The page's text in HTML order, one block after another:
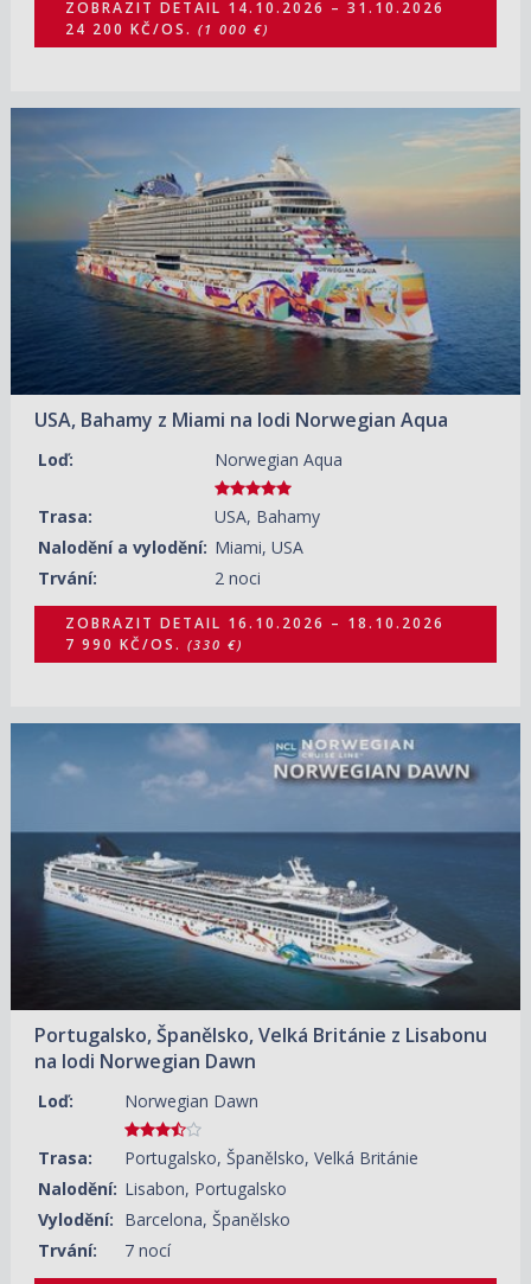
ZOBRAZIT DETAIL 14.10.2026 – 31.10.2026
24 200 KČ/OS. (1 000 €)
USA, Bahamy z Miami na lodi Norwegian Aqua
Loď: Norwegian Aqua
Trasa:
USA, Bahamy
Nalodění a vylodění: Miami, USA
Trvání:
2 noci
ZOBRAZIT DETAIL
16.10.2026 – 18.10.2026
(330 €)
ZOBRAZIT DETAIL 16.10.2026 – 18.10.2026
7 990 KČ/OS. (330 €)
Portugalsko, Španělsko, Velká Británie z Lisabonu
na lodi Norwegian Dawn
Loď: Norwegian Dawn
Trasa:
Portugalsko, Španělsko, Velká Británie
Nalodění: Lisabon, Portugalsko
Vylodění: Barcelona, Španělsko
Trvání:
7 nocí
ZOBRAZIT DETAIL
18.10.2026 – 25.10.2026
15 850 KČ/OS.
(655 €)